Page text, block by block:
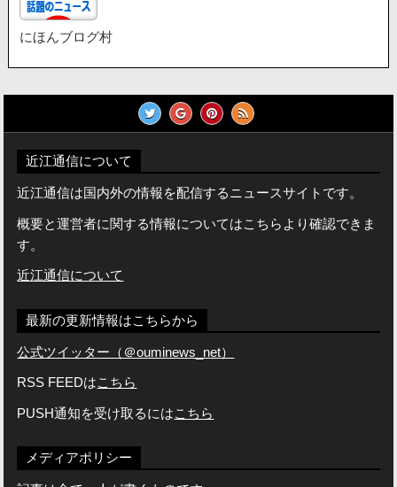
にほんブログ村
近江通信について
近江通信は国内外の情報を配信するニュースサイトです。
概要と運営者に関する情報についてはこちらより確認できま
す。
近江通信について
最新の更新情報はこちらから
公式ツイッター（＠ouminews_net）
RSS FEEDはこちら
PUSH通知を受け取るにはこちら
メディアポリシー